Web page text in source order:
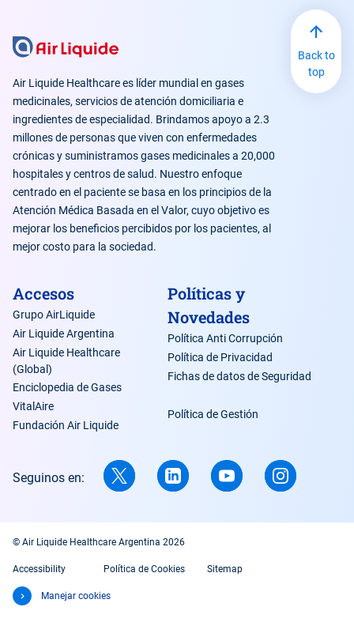
Air Liquide Healthcare es líder mundial en gases
medicinales, servicios de atención domiciliaria e
ingredientes de especialidad. Brindamos apoyo a 2.3
millones de personas que viven con enfermedades
crónicas y suministramos gases medicinales a 20,000
hospitales y centros de salud. Nuestro enfoque
centrado en el paciente se basa en los principios de la
Atención Médica Basada en el Valor, cuyo objetivo es
mejorar los beneficios percibidos por los pacientes, al
mejor costo para la sociedad.
Accesos
Grupo AirLiquide
Air Liquide Argentina
Air Liquide Healthcare
(Global)
Enciclopedia de Gases
VitalAire
Fundación Air Liquide
Políticas y
Novedades
Política Anti Corrupción
Política de Privacidad
Fichas de datos de Seguridad
Política de Gestión
Seguinos en:
Back to
top
© Air Liquide Healthcare Argentina 2026
Accessibility Política de Cookies Sitemap
Manejar cookies